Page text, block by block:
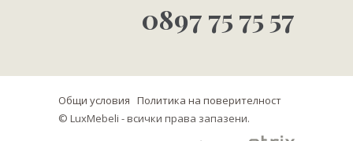
0897 75 75 57
Общи условия Политика на поверителност
© LuxMebeli - всички права запазени.